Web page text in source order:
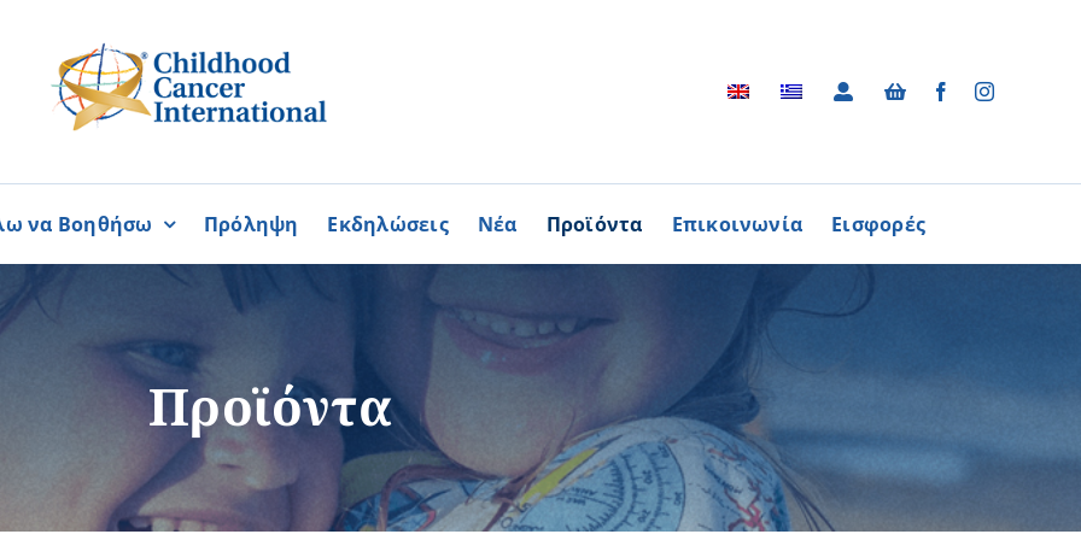
Παγκύπρια Συμμαχία Σπάνιων Παθήσεων
Παγκύπριο Συντονιστικό Συμβούλιο Εθελοντισμού
Ομοσπονδία Συνδέσμων Ασθενών Κύπρου
Φλόγα Ελλάδος
Φωτογραφικό Αρχείο
Βίντεο
Ραδιοφωνικές Διαφημίσεις
Διαφημίσεις / Φυλλάδια
Τα Τραγούδια
να Βοηθήσω
ΓΙΝΟΜΑΙ
Περισσότερα
ΓΙΝΟΜΑΙ
ΕΘΕΛΟΝΤΗΣ
Περισσότερα
ΑΓΟΡΑΖΩ
ΠΡΟΙΟΝΤΑ
Περισσότερα
Πρόληψη Εκδηλώσεις Νέα Προϊόντα Επικοινωνία Εισφορές
Προϊόντα